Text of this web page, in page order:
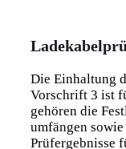
Die Einhaltung
Vorschrift 3 ist
gehören die
umfängen
Prüfergebnisse